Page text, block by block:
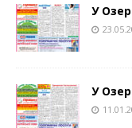
У
У